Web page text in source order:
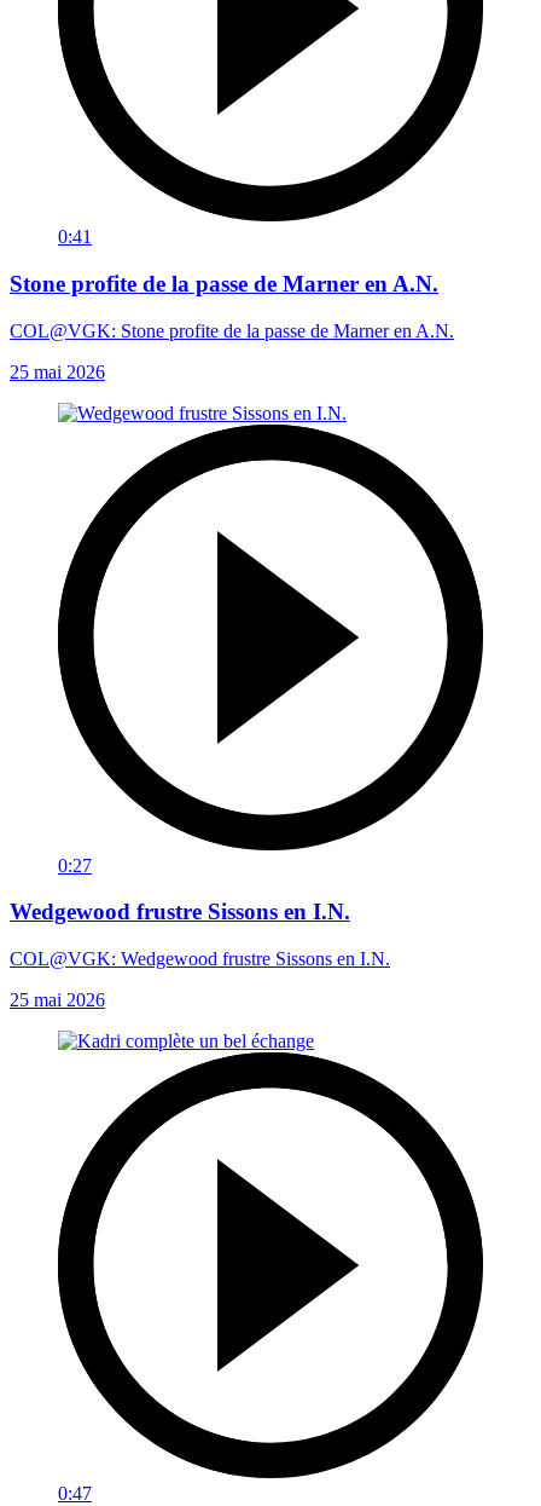
0:41
Stone profite de la passe de Marner en A.N.
COL@VGK: Stone profite de la passe de Marner en A.N.
25 mai 2026
0:27
Wedgewood frustre Sissons en I.N.
COL@VGK: Wedgewood frustre Sissons en I.N.
25 mai 2026
0:47